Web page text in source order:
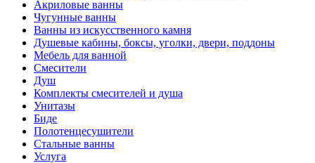
Акриловые ванны
Чугунные ванны
Ванны из искусственного камня
Душевые кабины, боксы, уголки, двери, поддоны
Мебель для ванной
Смесители
Душ
Комплекты смесителей и душа
Унитазы
Биде
Полотенцесушители
Стальные ванны
Услуга